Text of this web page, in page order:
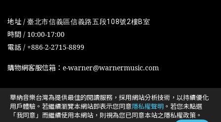
地址 / 臺北市信義區信義路五段108號2樓B室
時間 / 10:00-17:00
電話 / +886-2-2715-8899
購物網客服信箱：e-warner@warnermusic.com
Cookies政策 Cookies设置
華納音樂台灣為提供最佳的閱讀服務，採用網站分析技術，以持續優化
用戶體驗。若繼續瀏覽本網站即表示您同意隱私權聲明 。若您未點選
「我同意」而繼續使用本網站，則視為您已同意本站之隱私權政策。